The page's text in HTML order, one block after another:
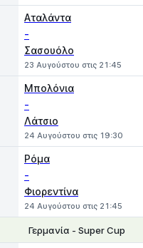
Αταλάντα
-
Σασουόλο
23 Αυγούστου στις 21:45
Μπολόνια
-
Λάτσιο
24 Αυγούστου στις 19:30
Ρόμα
-
Φιορεντίνα
24 Αυγούστου στις 21:45
Γερμανία - Super Cup